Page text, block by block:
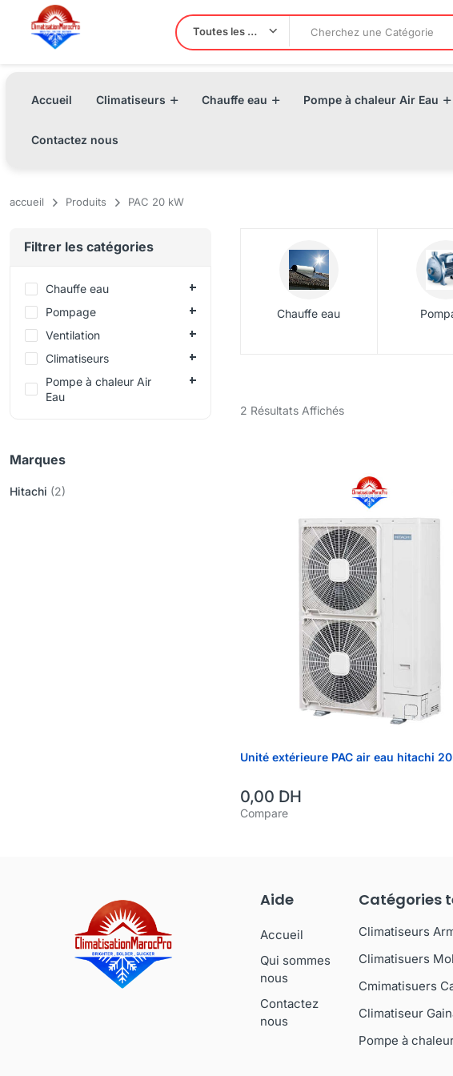
Toutes les Catégories
Accueil Climatiseurs Chauffe eau Pompe à chaleur Air Eau
Contactez nous
accueil Produits PAC 20 kW
Chauffe eau
2 Résultats Affichés
Unité extérieure PAC air eau hitachi
0,00 DH
Compare
Filtrer les catégories
Chauffe eau
Pompage
Ventilation
Climatiseurs
Pompe à chaleur Air
Eau
Marques
Hitachi (2)
Aide
Accueil
Qui sommes
nous
Contactez
nous
Catégories
Climatiseurs
Climatisuers
Cmimatisuers
Climatiseur
Pompe à